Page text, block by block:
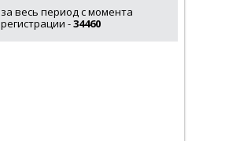
за весь период с момента
регистрации -34460